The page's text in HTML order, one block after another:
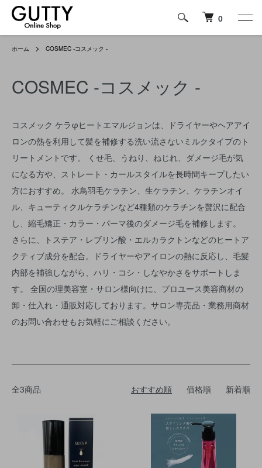
0
ホーム COSMEC -コスメック -
COSMEC -コスメック -
コスメック ケラφヒートエマルジョンは、ドライヤーやヘアアイ
ロンの熱を利用して髪を補修する洗い流さないミルクタイプのト
リートメントです。 くせ毛、うねり、ねじれ、ダメージ毛が気
になる方や、ストレート・カールスタイルを長時間キープしたい
方におすすめ。 水鳥羽毛ケラチン、生ケラチン、ケラチンオイ
ル、キューティクルケラチンなど4種類のケラチンを贅沢に配合
し、縮毛矯正・カラー・パーマ後のダメージ毛を補修します。
さらに、トステア・レブリン酸・エルカラクトンなどのヒートア
クティブ成分を配合。ドライヤーやアイロンの熱に反応し、毛髪
内部を補強しながら、ハリ・コシ・しなやかさをサポートしま
す。 全国の理美容室・サロン様向けに、プロユース美容商材の
卸・仕入れ・通販対応しております。サロン専売品・業務用商材
のお問い合わせもお気軽にご相談ください。
全3商品 おすすめ順 価格順 新着順